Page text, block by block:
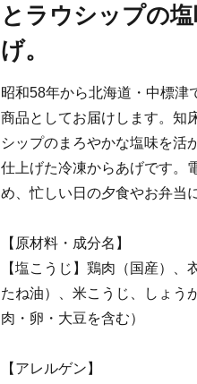
とラウシップの
げ。
昭和58年から北海道・中標津
商品としてお届けします。知
シップのまろやかな塩味を活
仕上げた冷凍からあげです。
め、忙しい日の夕食やお弁当
【原材料・成分名】
【塩こうじ】鶏肉（国産）
たね油）、米こうじ、しょう
肉・卵・大豆を含む）
【アレルゲン】